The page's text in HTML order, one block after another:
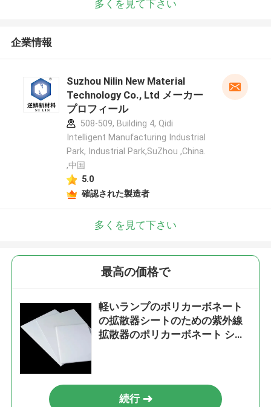
多くを見て下さい
企業情報
Suzhou Nilin New Material
Technology Co., Ltd メーカー
プロフィール
508-509, Building 4, Qidi
Intelligent Manufacturing Industrial
Park, Industrial Park,SuZhou ,China.
,中国
5.0
確認された製造者
多くを見て下さい
最高の価格で
軽いランプのポリカーボネート
の拡散器シートのための紫外線
拡散器のポリカーボネート シー
続行